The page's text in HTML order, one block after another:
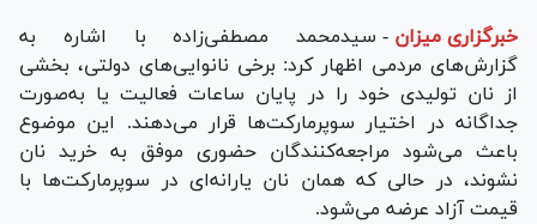
خبرگزاری میزان - سیدمحمد مصطفی‌زاده با اشاره به
گزارش‌های مردمی اظهار کرد: برخی نانوایی‌های دولتی، بخشی
از نان تولیدی خود را در پایان ساعات فعالیت یا به‌صورت
جداگانه در اختیار سوپرمارکت‌ها قرار می‌دهند. این موضوع
باعث می‌شود مراجعه‌کنندگان حضوری موفق به خرید نان
نشوند، در حالی که همان نان یارانه‌ای در سوپرمارکت‌ها با
قیمت آزاد عرضه می‌شود.